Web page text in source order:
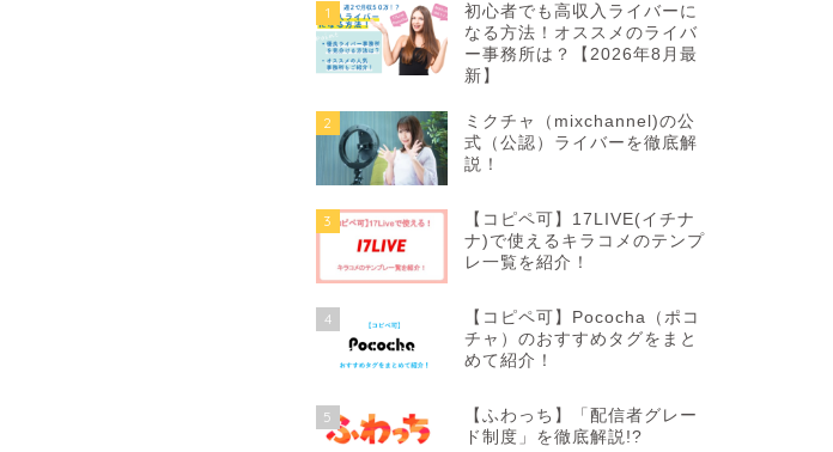
1
初心者でも高収入ライバーに
なる方法！オススメのライバ
ー事務所は？【2026年8月最
新】
2
ミクチャ（mixchannel)の公
式（公認）ライバーを徹底解
説！
3
【コピペ可】17LIVE(イチナ
ナ)で使えるキラコメのテンプ
レ一覧を紹介！
4
【コピペ可】Pococha（ポコ
チャ）のおすすめタグをまと
めて紹介！
5
【ふわっち】「配信者グレー
ド制度」を徹底解説!?